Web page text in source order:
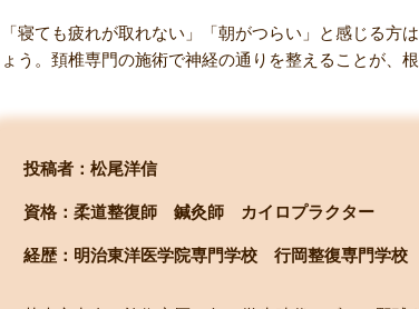
「寝ても疲れが取れない」「朝がつらい」と感じる方
ょう。頚椎専門の施術で神経の通りを整えることが、
投稿者：松尾洋信
資格：柔道整復師 鍼灸師 カイロプラクター
経歴：明治東洋医学院専門学校 行岡整復専門学校